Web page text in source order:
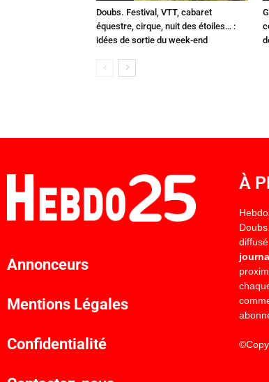
Doubs. Festival, VTT, cabaret
équestre, cirque, nuit des étoiles… :
idées de sortie du week-end
Annonceurs
Mentions Légales
Confidentialité
À